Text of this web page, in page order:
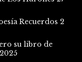
Recuerdos 2
su libro de